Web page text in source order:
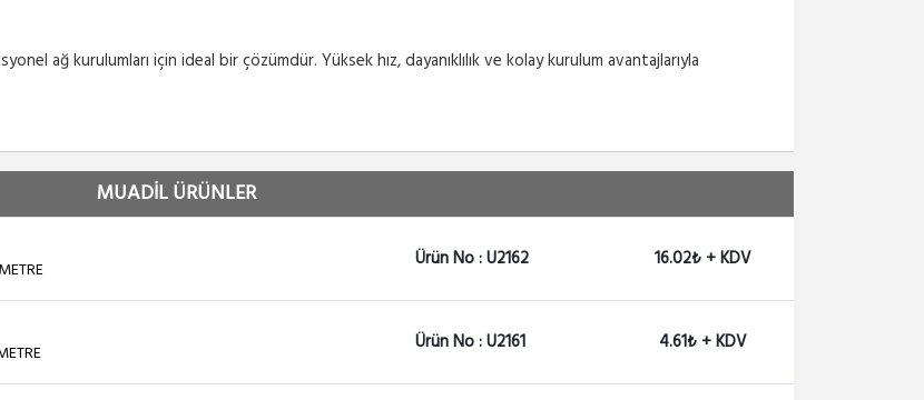
ağ kurulumları için ideal bir çözümdür. Yüksek hız, dayanıklılık ve kolay kurulum avantajlarıyla
MUADİL ÜRÜNLER
Ürün No : U2162 16.02₺ + KDV
Ürün No : U2161 4.61₺ + KDV